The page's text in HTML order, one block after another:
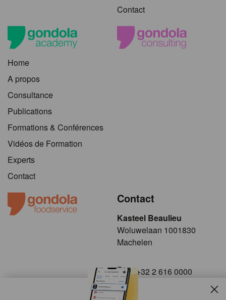
Contact
Home
A propos
Consultance
Publications
Formations & Conférences
Vidéos de Formation
Experts
Contact
Contact
Kasteel Beaulieu
​​​Woluwelaan 1001830
Machelen
+32 2 616 0000